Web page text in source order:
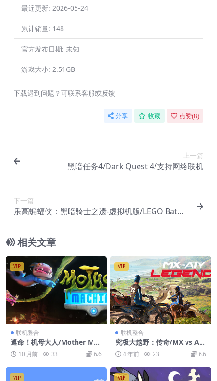
最近更新: 2026-05-24
累计销量: 148
官方发布日期: 未知
游戏大小: 2.51GB
下载遇到问题？可联系客服或反馈
分享 收藏 点赞(8)
上一篇
黑暗任务4/Dark Quest 4/支持网络联机
下一篇
乐高蝙蝠侠：黑暗骑士之遗-虚拟机版/LEGO Batma
相关文章
VIP
联机整合
遵命！机母大人/Mother Mac
hine/支持网络联机
10 月前 33 6.6
VIP
联机整合
究极大越野：传奇/MX vs AT
V Legends/支持网络联机
4 年前 23 6.6
VIP VIP